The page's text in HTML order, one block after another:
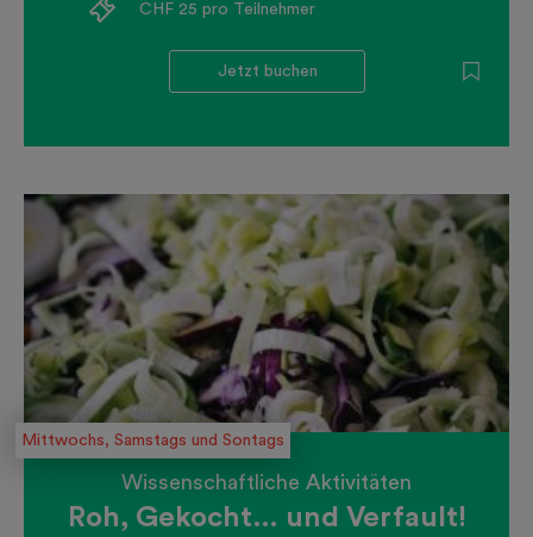
CHF 25 pro Teilnehmer
Jetzt buchen
Mittwochs, Samstags und Sontags
Wissenschaftliche Aktivitäten
Roh, Gekocht… und Verfault!